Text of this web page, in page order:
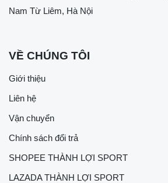
Nam Từ Liêm, Hà Nội
VỀ CHÚNG TÔI
Giới thiệu
Liên hệ
Vận chuyển
Chính sách đổi trả
SHOPEE THÀNH LỢI SPORT
LAZADA THÀNH LỢI SPORT